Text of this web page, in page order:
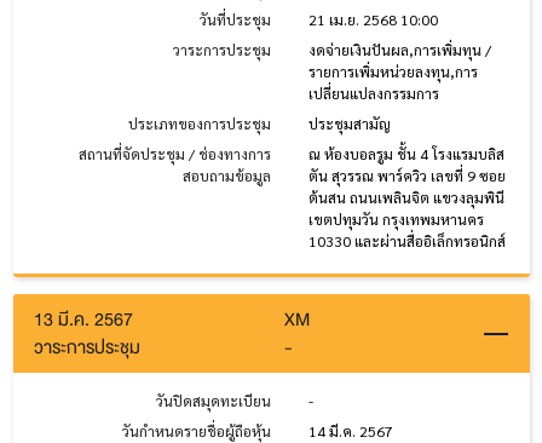
วันที่ประชุม
21 เม.ย. 2568 10:00
วาระการประชุม
งดจ่ายเงินปันผล,การเพิ่มทุน /
รายการเพิ่มหน่วยลงทุน,การ
เปลี่ยนแปลงกรรมการ
ประเภทของการประชุม
ประชุมสามัญ
สถานที่จัดประชุม / ช่องทางการ
สอบถามข้อมูล
ณ ห้องบอลรูม ชั้น 4 โรงแรมบลิส
ตัน สุวรรณ พาร์ควิว เลขที่ 9 ซอย
ต้นสน ถนนเพลินจิต แขวงลุมพินี
เขตปทุมวัน กรุงเทพมหานคร
10330 และผ่านสื่ออิเล็กทรอนิกส์
13 มี.ค. 2567
XM
วาระการประชุม
-
วันปิดสมุดทะเบียน
-
วันกำหนดรายชื่อผู้ถือหุ้น
14 มี.ค. 2567